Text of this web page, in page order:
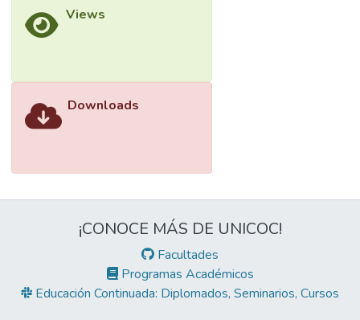
Views
Downloads
¡CONOCE MÁS DE UNICOC!
Facultades
Programas Académicos
Educación Continuada: Diplomados, Seminarios, Cursos